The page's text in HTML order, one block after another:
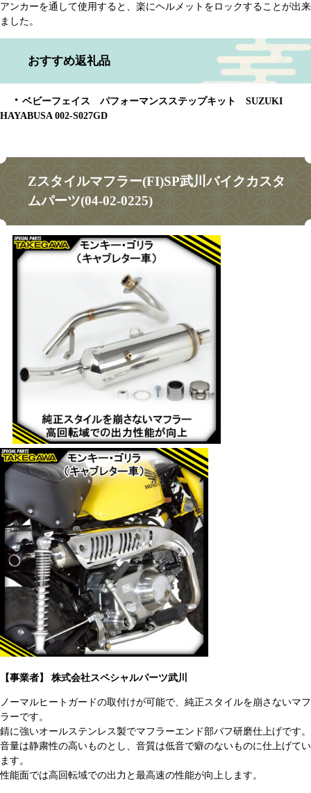
アンカーを通して使用すると、楽にヘルメットをロックすることが出来
ました。​
おすすめ返礼品
・ ベビーフェイス パフォーマンスステップキット SUZUKI
HAYABUSA 002-S027GD
​Zスタイルマフラー(FI)SP武川バイクカスタ
ムパーツ(04-02-0225)
【事業者】 株式会社スペシャルパーツ武川
ノーマルヒートガードの取付けが可能で、純正スタイルを崩さないマフ
ラーです。
錆に強いオールステンレス製でマフラーエンド部バフ研磨仕上げです。
音量は静粛性の高いものとし、音質は低音で癖のないものに仕上げてい
ます。
性能面では高回転域での出力と最高速の性能が向上します。